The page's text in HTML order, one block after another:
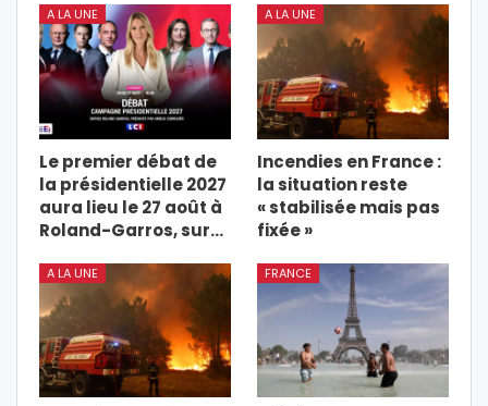
A LA UNE
Le premier débat de
la présidentielle 2027
aura lieu le 27 août à
Roland-Garros, sur…
A LA UNE
Incendies en France :
la situation reste
« stabilisée mais pas
fixée »
A LA UNE FRANCE